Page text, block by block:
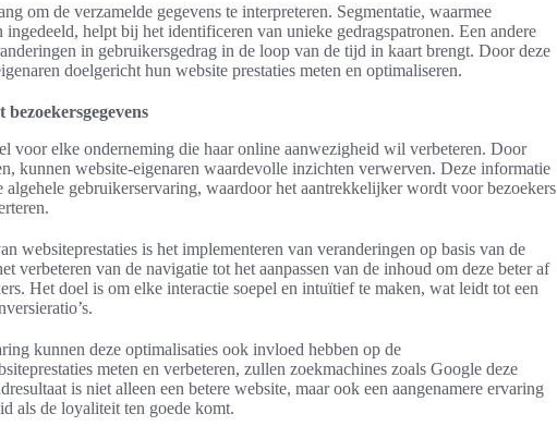
om de verzamelde gegevens te interpreteren. Segmentatie, waarmee
helpt bij het identificeren van unieke gedragspatronen. Een andere
in gebruikersgedrag in de loop van de tijd in kaart brengt. Door deze
doelgericht hun website prestaties meten en optimaliseren.
voor elke onderneming die haar online aanwezigheid wil verbeteren. Door
kunnen website-eigenaren waardevolle inzichten verwerven. Deze informatie
gebruikerservaring, waardoor het aantrekkelijker wordt voor bezoekers
websiteprestaties is het implementeren van veranderingen op basis van de
verbeteren van de navigatie tot het aanpassen van de inhoud om deze beter af
Het doel is om elke interactie soepel en intuïtief te maken, wat leidt tot een
kunnen deze optimalisaties ook invloed hebben op de
meten en verbeteren, zullen zoekmachines zoals Google deze
is niet alleen een betere website, maar ook een aangenamere ervaring
als de loyaliteit ten goede komt.